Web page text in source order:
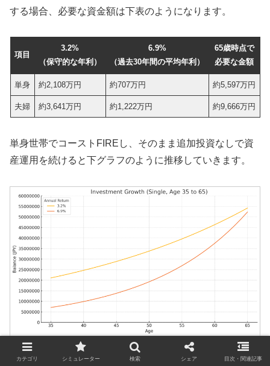
する場合、必要な資金額は下表のようになります。
項目
3.2%
（保守的な年利）
6.9%
（過去30年間の平均年利）
65歳時点で
必要な金額
単身 約2,108万円 約707万円 約5,597万円
夫婦 約3,641万円 約1,222万円 約9,666万円
単身世帯でコーストFIREし、そのまま追加投資なしで資
産運用を続けると下グラフのように推移していきます。
単身世帯35歳のシミュレーション
カテゴリ シミュレーター 検索 シェア 目次・関連記事